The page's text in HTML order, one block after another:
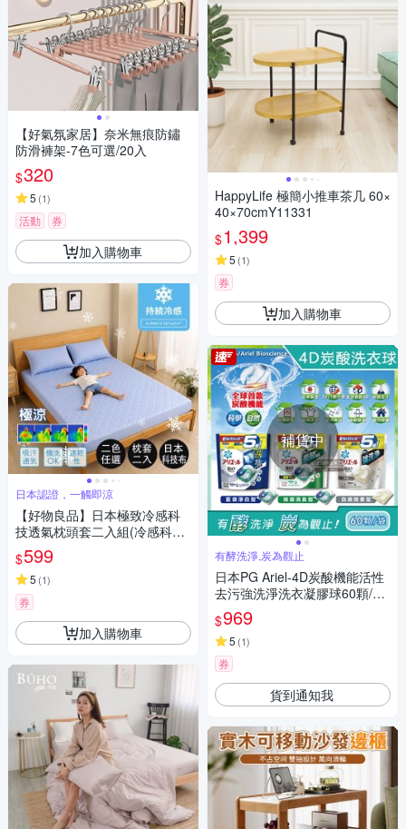
【好氣氛家居】奈米無痕防鏽
防滑褲架-7色可選/20入
$320
5 (1)
活動 券
加入購物車
日本認證，一觸即涼
【好物良品】日本極致冷感科
技透氣枕頭套二入組(冷感科技
夏季睡眠)
$599
5 (1)
券
加入購物車
HappyLife 極簡小推車茶几 60×
40×70cmY11331
$1,399
5 (1)
券
加入購物車
補貨中
有酵洗淨,炭為觀止
日本PG Ariel-4D炭酸機能活性
去污強洗淨洗衣凝膠球60顆/袋
(洗衣機槽防霉洗衣膠囊洗衣球)
$969
5 (1)
券
貨到通知我